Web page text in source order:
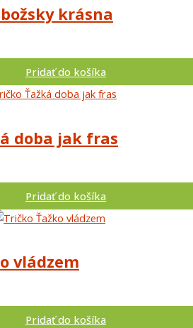
krásna
Pridať do košíka
doba jak fras
Pridať do košíka
vládzem
Pridať do košíka